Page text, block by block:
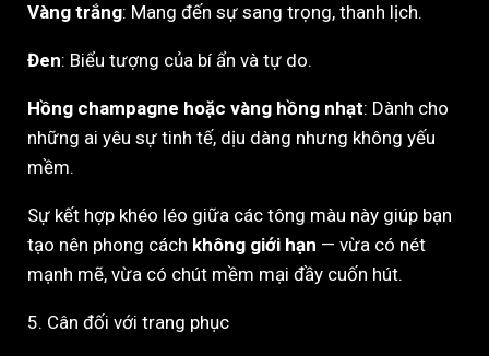
Vàng trắng: Mang đến sự sang trọng, thanh lịch.
Đen: Biểu tượng của bí ẩn và tự do.
Hồng champagne hoặc vàng hồng nhạt: Dành cho
những ai yêu sự tinh tế, dịu dàng nhưng không yếu
mềm.
Sự kết hợp khéo léo giữa các tông màu này giúp bạn
tạo nên phong cách không giới hạn — vừa có nét
mạnh mẽ, vừa có chút mềm mại đầy cuốn hút.
5. Cân đối với trang phục